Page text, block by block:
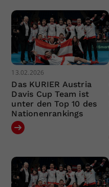
13.02.2026
Das KURIER Austria
Davis Cup Team ist
unter den Top 10 des
Nationenrankings